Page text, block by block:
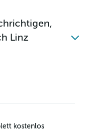
Linz
kostenlos